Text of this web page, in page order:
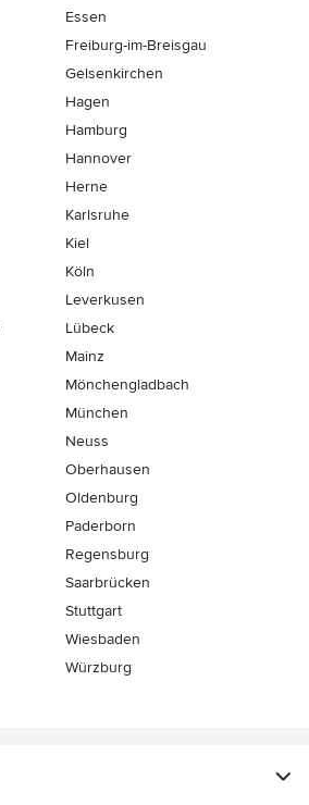
Essen
Freiburg-im-Breisgau
Gelsenkirchen
Hagen
Hamburg
Hannover
Herne
Karlsruhe
Kiel
Köln
Leverkusen
Lübeck
Mainz
Mönchen­gladbach
München
Neuss
Oberhausen
Oldenburg
Paderborn
Regensburg
Saarbrücken
Stuttgart
Wiesbaden
Würzburg